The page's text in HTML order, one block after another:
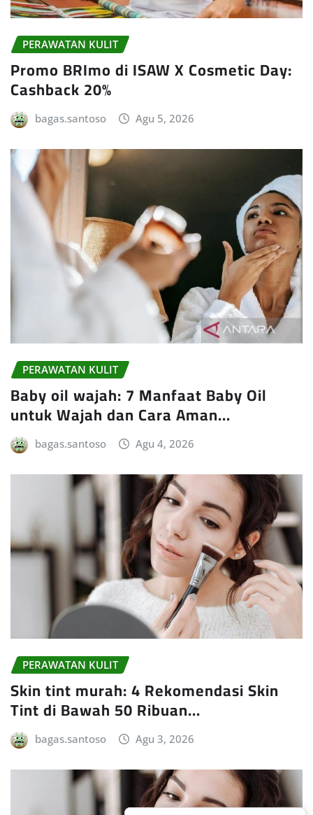
PERAWATAN KULIT
Promo BRImo di ISAW X Cosmetic Day:
Cashback 20%
bagas.santoso Agu 5, 2026
PERAWATAN KULIT
Baby oil wajah: 7 Manfaat Baby Oil
untuk Wajah dan Cara Aman…
bagas.santoso Agu 4, 2026
PERAWATAN KULIT
Skin tint murah: 4 Rekomendasi Skin
Tint di Bawah 50 Ribuan…
bagas.santoso Agu 3, 2026